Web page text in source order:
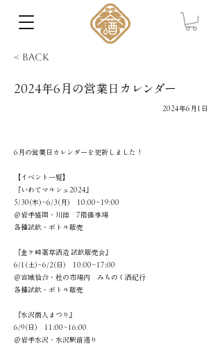
< Back
2024年6月の営業日カレンダー
2024年6月1日
6月の営業日カレンダーを更新しました！
【イベント一覧】
『いわてマルシェ2024』
5/30(木)~6/3(月) 10:00~19:00
＠岩手盛岡・川徳 7階催事場
各種試飲・ボトル販売
『金ケ崎薬草酒造 試飲販売会』
6/1(土)~6/2(日) 10:00~17:00
＠宮城仙台・杜の市場内 みちのく酒紀行
各種試飲・ボトル販売
『水沢商人まつり』
6/9(日) 11:00~16:00
＠岩手水沢・水沢駅前通り